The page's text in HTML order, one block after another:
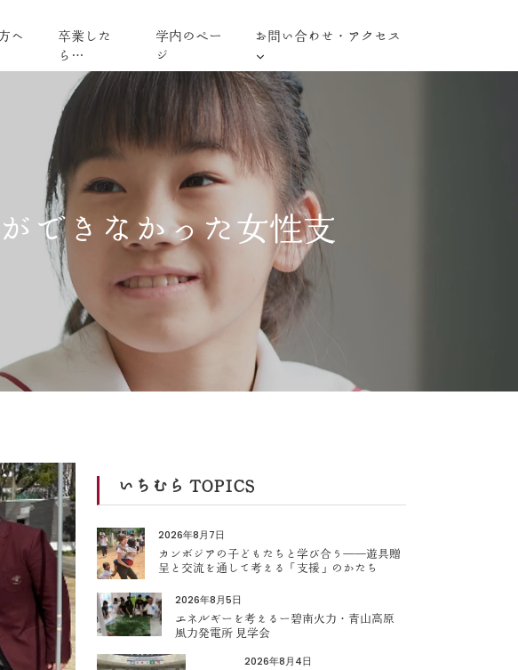
へ
卒業した
ら…
学内のペー
ジ
お問い合わせ・アクセス
できなかった女性支
いちむら TOPICS
2026年8月7日
カンボジアの子どもたちと学び合う――遊具贈
呈と交流を通して考える「支援」のかたち
2026年8月5日
エネルギーを考えるー碧南火力・青山高原
風力発電所 見学会
2026年8月4日